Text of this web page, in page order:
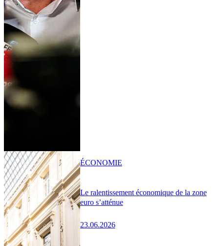
Le ralentissement économique de la zone
euro s’atténue
23.06.2026
ÉCONOMIE